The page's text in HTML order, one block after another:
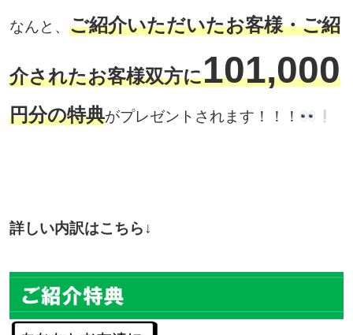
なんと、 ご紹介いただいたお客様・ご紹
介されたお客様双方に101,000
円分の特典がプレゼントされます！！！
詳しい内訳はこちら↓